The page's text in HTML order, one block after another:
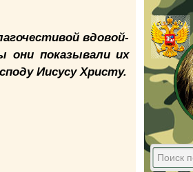
вдовой-
они показывали их
Иисусу Христу.